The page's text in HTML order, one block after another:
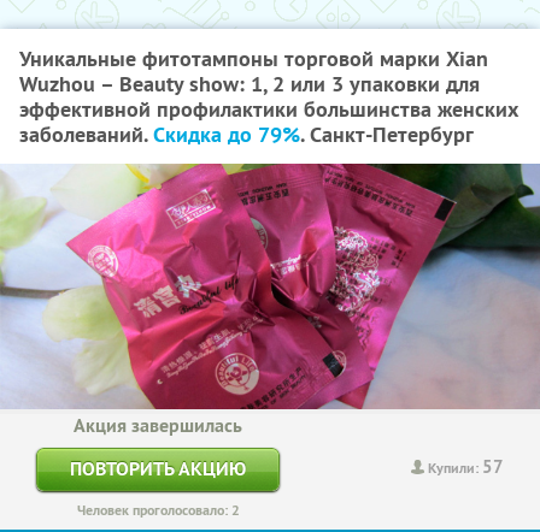
Уникальные фитотампоны торговой марки Xian
Wuzhou – Beauty show: 1, 2 или 3 упаковки для
эффективной профилактики большинства женских
заболеваний.Скидка до 79%. Санкт-Петербург
Купили: 57
Акция завершилась
ПОВТОРИТЬ АКЦИЮ
Человек проголосовало: 2